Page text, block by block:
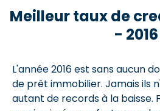
Meilleur taux de
- 2016
L'année 2016 est sans aucun
de prêt immobilier. Jamais ils
autant de records à la baisse.